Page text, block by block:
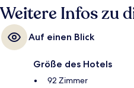
Weitere Infos zu
Auf einen Blick
Größe des Hotels
92 Zimmer